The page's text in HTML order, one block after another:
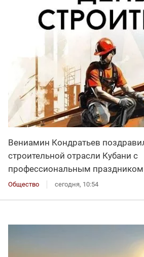
Вениамин Кондратьев
строительной отрасли Кубани с
профессиональным праздником
Общество сегодня, 10:54